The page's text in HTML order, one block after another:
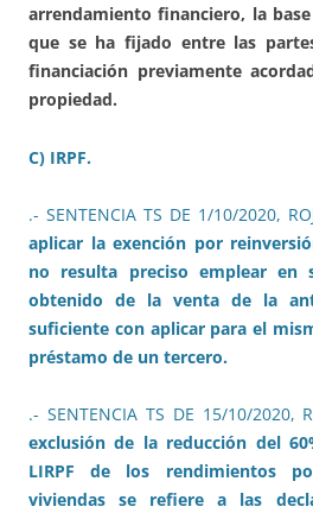
arrendamiento financiero, la
que se ha fijado entre las
financiación previamente
propiedad.
C) IRPF.
.- SENTENCIA TS DE 1/10/2020,
aplicar la exención por
no resulta preciso emplear en
obtenido de la venta de la
suficiente con aplicar para el
préstamo de un tercero.
.- SENTENCIA TS DE 15/10/2020,
exclusión de la reducción del
LIRPF de los rendimientos
viviendas se refiere a las